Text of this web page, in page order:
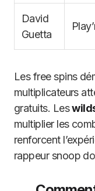
David
Guetta
Les free spins
multiplicateurs
gratuits. Les
multiplier les
renforcent
rappeur snoop